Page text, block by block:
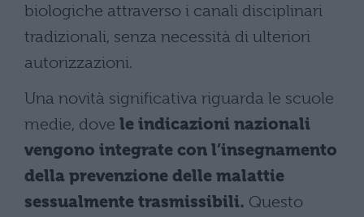
biologiche attraverso i canali disciplinari
tradizionali, senza necessità di ulteriori
autorizzazioni.
Una novità significativa riguarda le scuole
medie, dove le indicazioni nazionali
vengono integrate con l’insegnamento
della prevenzione delle malattie
sessualmente trasmissibili. Questo